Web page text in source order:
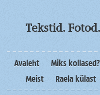
Tekstid.
Avaleht Miks kollased?
Meist
Raela külast